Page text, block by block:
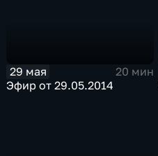
29 мая
20 мин
Эфир от 29.05.2014